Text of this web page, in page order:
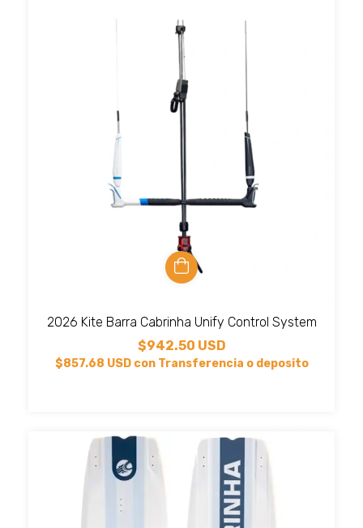
2026 Kite Barra Cabrinha Unify Control System
$942.50 USD
$857.68 USD con Transferencia o deposito